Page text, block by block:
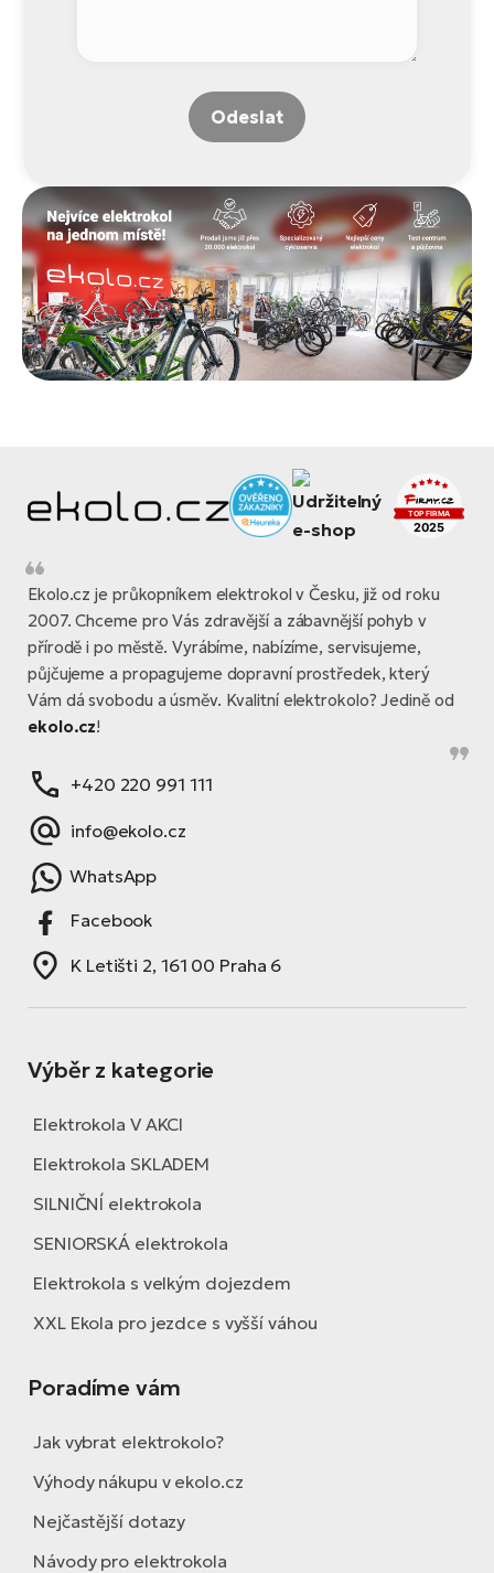
Odeslat
Ekolo.cz je průkopníkem elektrokol v Česku, již od roku
2007. Chceme pro Vás zdravější a zábavnější pohyb v
přírodě i po městě. Vyrábíme, nabízíme, servisujeme,
půjčujeme a propagujeme dopravní prostředek, který
Vám dá svobodu a úsměv. Kvalitní elektrokolo? Jedině od
ekolo.cz!
+420 220 991 111
info@ekolo.cz
WhatsApp
Facebook
K Letišti 2, 161 00 Praha 6
Výběr z kategorie
Elektrokola V AKCI
Elektrokola SKLADEM
SILNIČNÍ elektrokola
SENIORSKÁ elektrokola
Elektrokola s velkým dojezdem
XXL Ekola pro jezdce s vyšší váhou
Poradíme vám
Jak vybrat elektrokolo?
Výhody nákupu v ekolo.cz
Nejčastější dotazy
Návody pro elektrokola